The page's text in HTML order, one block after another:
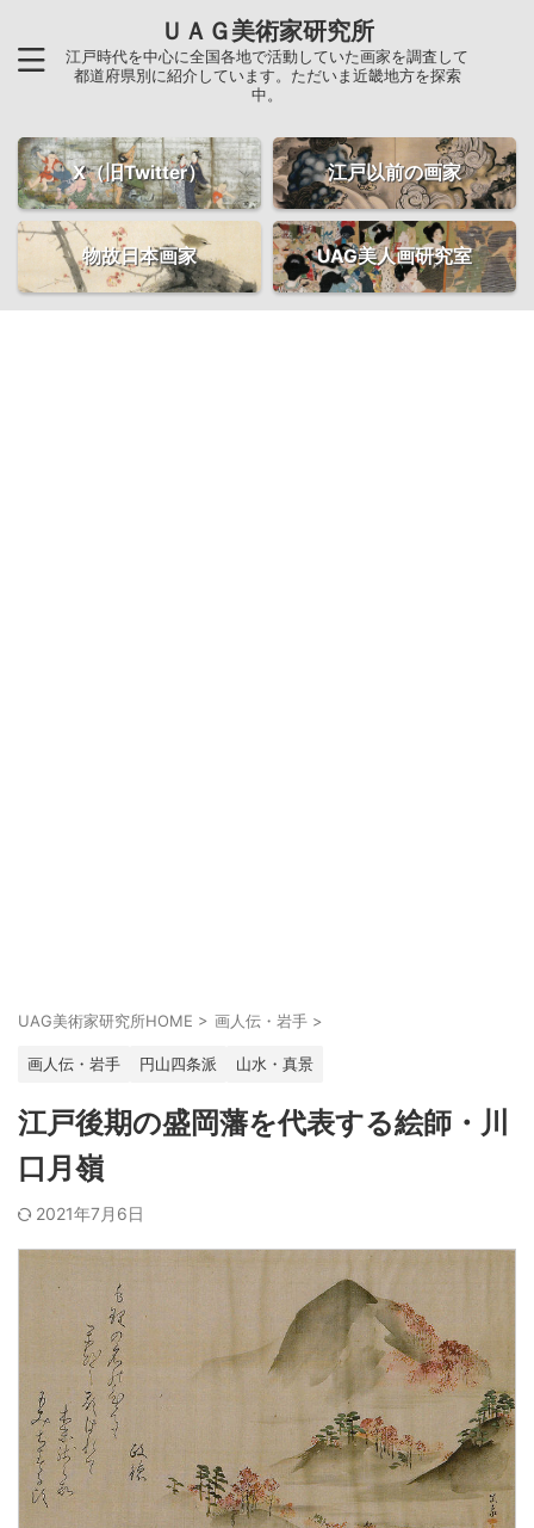
ＵＡＧ美術家研究所
江戸時代を中心に全国各地で活動していた画家を調査して
都道府県別に紹介しています。ただいま近畿地方を探索
中。
X（旧Twitter） 江戸以前の画家
物故日本画家 UAG美人画研究室
UAG美術家研究所HOME > 画人伝・岩手 >
画人伝・岩手 円山四条派 山水・真景
江戸後期の盛岡藩を代表する絵師・川
口月嶺
2021年7月6日